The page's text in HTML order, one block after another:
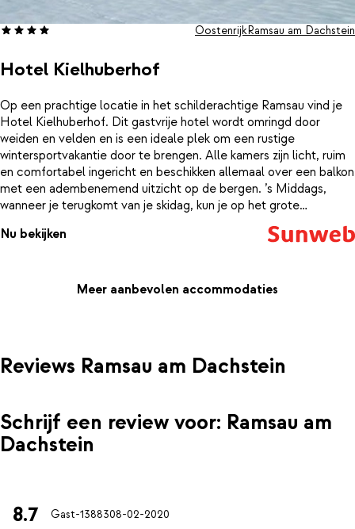
Hotel Kielhuberhof
OostenrijkRamsau am Dachstein
Op een prachtige locatie in het schilderachtige Ramsau vind je
Hotel Kielhuberhof. Dit gastvrije hotel wordt omringd door
weiden en velden en is een ideale plek om een rustige
wintersportvakantie door te brengen. Alle kamers zijn licht, ruim
en comfortabel ingericht en beschikken allemaal over een balkon
met een adembenemend uitzicht op de bergen. ’s Middags,
wanneer je terugkomt van je skidag, kun je op het grote
middagzon en een welverdiend après-ski drankje. Zin in wat
biosauna, een kruidenstoombad, een infrarood cabine, een
Nu bekijken
Meer aanbevolen accommodaties
Reviews Ramsau am Dachstein
Schrijf een review voor: Ramsau am
Dachstein
8.7 Gast-1388308-02-2020